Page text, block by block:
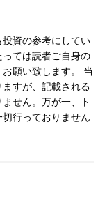
資の参考にしてい
ては読者ご自身の
願い致します。 当
すが、記載される
せん。万が一、ト
行っておりません